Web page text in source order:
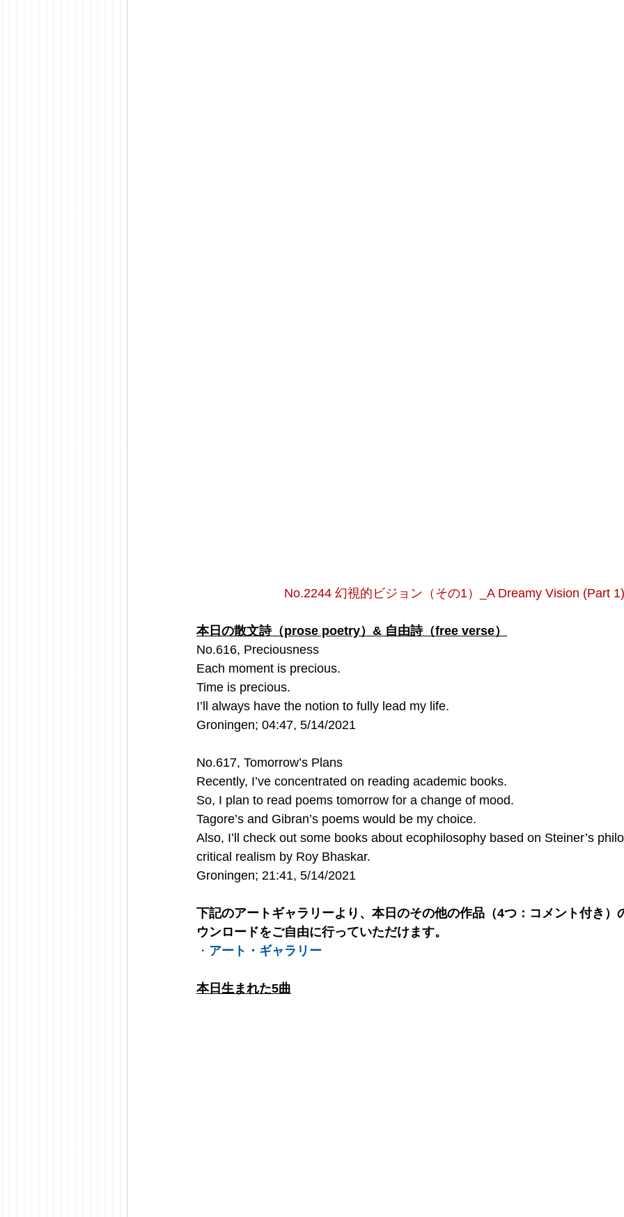
No.2244 幻視的ビジョン（その1）_A Dreamy Vision (Part 1)
本日の散文詩（prose poetry）& 自由詩（free verse）
No.616, Preciousness
Each moment is precious.
Time is precious.
I’ll always have the notion to fully lead my life.
Groningen; 04:47, 5/14/2021
No.617, Tomorrow’s Plans
Recently, I’ve concentrated on reading academic books.
So, I plan to read poems tomorrow for a change of mood.
Tagore’s and Gibran’s poems would be my choice.
Also, I’ll check out some books about ecophilosophy based on Steiner’s
critical realism by Roy Bhaskar.
Groningen; 21:41, 5/14/2021
下記のアートギャラリーより、本日のその他の作品（4つ：コメント付き）
ウンロードをご自由に行っていただけます。
・ アート・ギャラリー
本日生まれた5曲